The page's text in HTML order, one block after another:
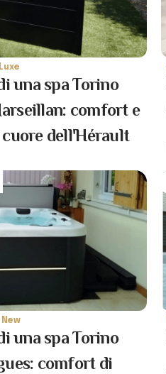
una spa Torino
comfort e
cuore dell'Hérault
una spa Torino
comfort di